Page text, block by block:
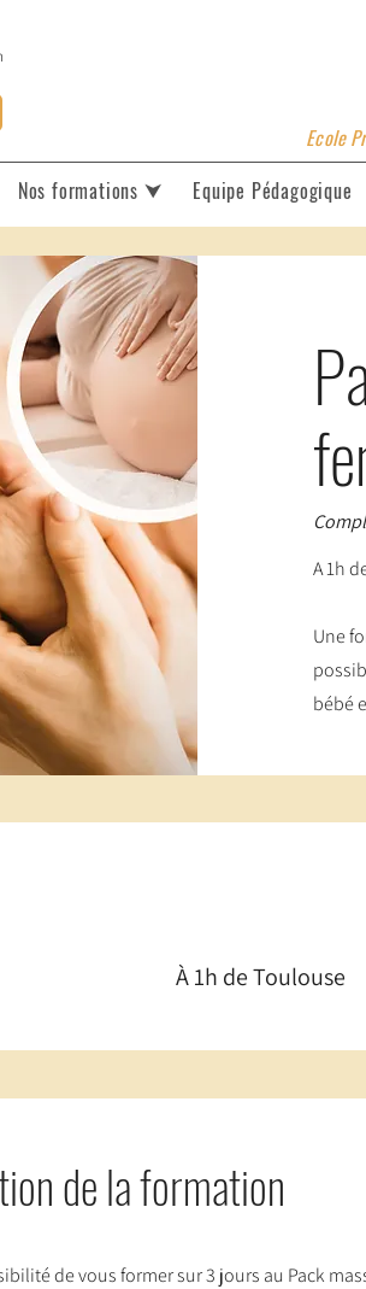
Ecole
Nos formations ⮟ Equipe Pédagogique
A 1h
Une
bébé
À 1h de Toulouse
de la formation
de vous former sur 3 jours au Pack